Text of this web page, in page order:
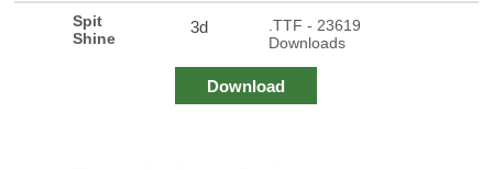
Spit
Shine
3d
.TTF - 23619
Downloads
Download